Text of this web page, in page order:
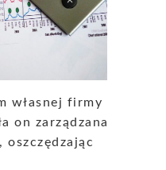
własnej firmy
on zarządzana